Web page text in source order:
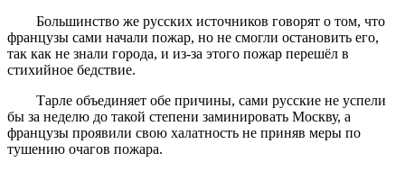
Большинство же русских источников говорят о том, что
французы сами начали пожар, но не смогли остановить его,
так как не знали города, и из-за этого пожар перешёл в
стихийное бедствие.
Тарле объединяет обе причины, сами русские не успели
бы за неделю до такой степени заминировать Москву, а
французы проявили свою халатность не приняв меры по
тушению очагов пожара.